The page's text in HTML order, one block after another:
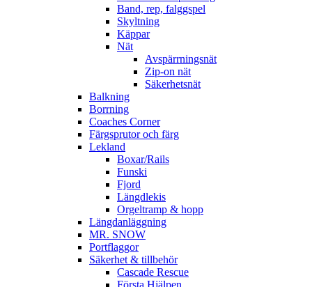
Band, rep, falggspel
Skyltning
Käppar
Nät
Avspärrningsnät
Zip-on nät
Säkerhetsnät
Balkning
Borrning
Coaches Corner
Färgsprutor och färg
Lekland
Boxar/Rails
Funski
Fjord
Längdlekis
Orgeltramp & hopp
Längdanläggning
MR. SNOW
Portflaggor
Säkerhet & tillbehör
Cascade Rescue
Första Hjälpen